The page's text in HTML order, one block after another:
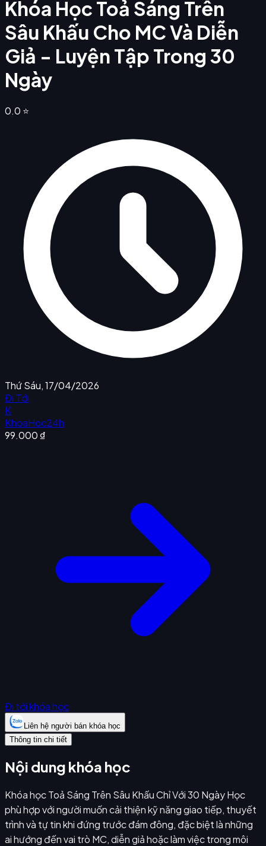
Khóa Học Toả Sáng Trên
Sâu Khấu Cho MC Và Diễn
Giả - Luyện Tập Trong 30
Ngày
0.0 ⭐
Thứ Sáu, 17/04/2026
Đi Tới
K
KhoaHoc24h
99.000 ₫
Đi tới khóa học
Liên hệ người bán khóa học
Thông tin chi tiết
Nội dung khóa học
Khóa học Toả Sáng Trên Sâu Khấu Chỉ Với 30 Ngày Học
phù hợp với người muốn cải thiện kỹ năng giao tiếp, thuyết
trình và tự tin khi đứng trước đám đông, đặc biệt là những
ai hướng đến vai trò MC, diễn giả hoặc làm việc trong môi